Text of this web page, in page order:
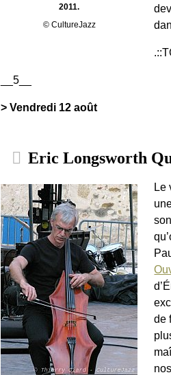
2011.
© CultureJazz
__5__
> Vendredi 12 août
Eric Longsworth
Le
de